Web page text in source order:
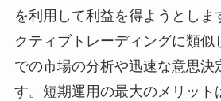
を利用して利益を得ようとしま
クティブトレーディングに類似
での市場の分析や迅速な意思決
す。短期運用の最大のメリット